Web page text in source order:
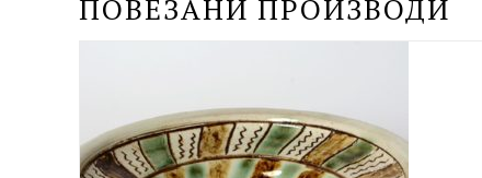
ПОВЕЗАНИ ПРОИЗВОДИ